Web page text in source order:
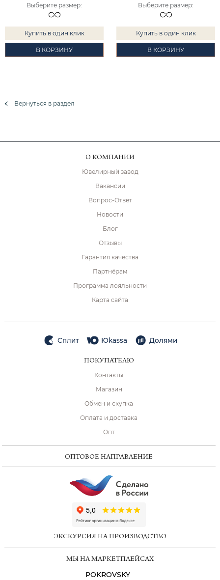
Выберите размер:
Купить в один клик
В КОРЗИНУ
Выберите размер:
Купить в один клик
В КОРЗИНУ
Вернуться в раздел
О КОМПАНИИ
Ювелирный завод
Вакансии
Вопрос-Ответ
Новости
Блог
Отзывы
Гарантия качества
Партнёрам
Программа лояльности
Карта сайта
Сплит Юkassa Долями
ПОКУПАТЕЛЮ
Контакты
Магазин
Обмен и скупка
Оплата и доставка
Опт
ОПТОВОЕ НАПРАВЛЕНИЕ
ЭКСКУРСИЯ НА ПРОИЗВОДСТВО
МЫ НА МАРКЕТПЛЕЙСАХ
POKROVSKY